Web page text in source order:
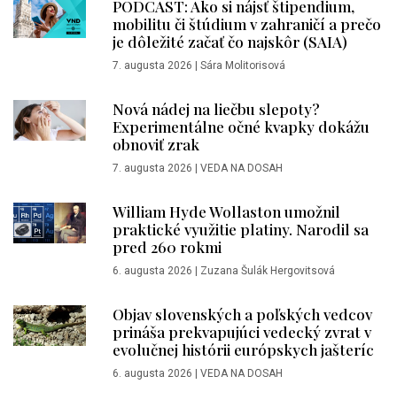
PODCAST: Ako si nájsť štipendium,
mobilitu či štúdium v zahraničí a prečo
je dôležité začať čo najskôr (SAIA)
7. augusta 2026 | Sára Molitorisová
Nová nádej na liečbu slepoty?
Experimentálne očné kvapky dokážu
obnoviť zrak
7. augusta 2026 | VEDA NA DOSAH
William Hyde Wollaston umožnil
praktické využitie platiny. Narodil sa
pred 260 rokmi
6. augusta 2026 | Zuzana Šulák Hergovitsová
Objav slovenských a poľských vedcov
prináša prekvapujúci vedecký zvrat v
evolučnej histórii európskych jašteríc
6. augusta 2026 | VEDA NA DOSAH